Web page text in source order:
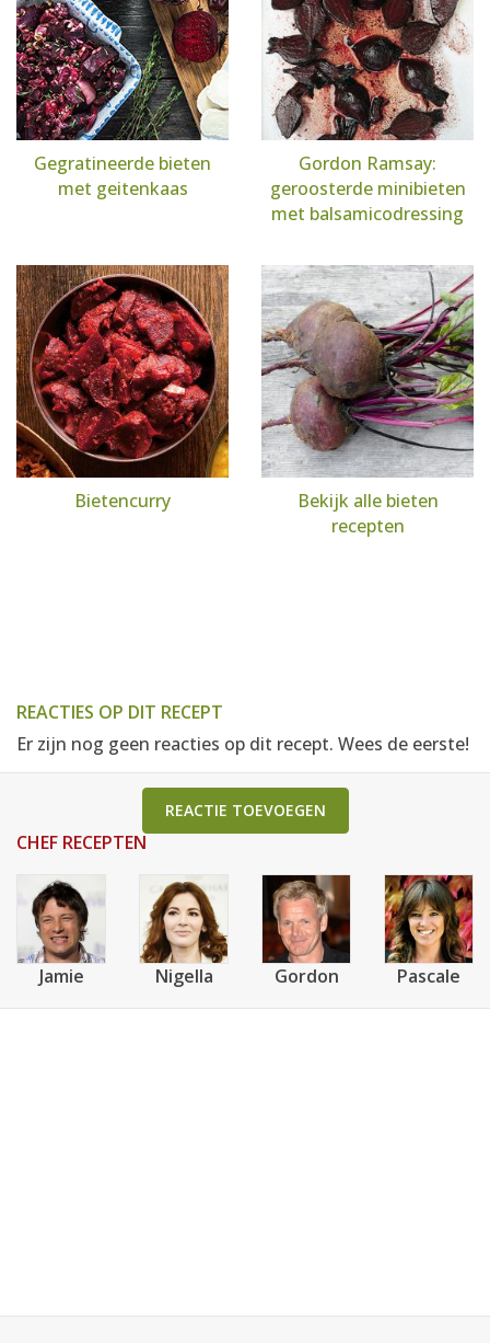
Gegratineerde bieten
met geitenkaas
Gordon Ramsay:
geroosterde minibieten
met balsamicodressing
Bietencurry
Bekijk alle bieten
recepten
REACTIES OP DIT RECEPT
Er zijn nog geen reacties op dit recept. Wees de eerste!
REACTIE TOEVOEGEN
CHEF RECEPTEN
Jamie Nigella Gordon Pascale